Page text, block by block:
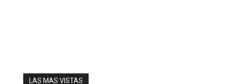
LAS MAS VISTAS